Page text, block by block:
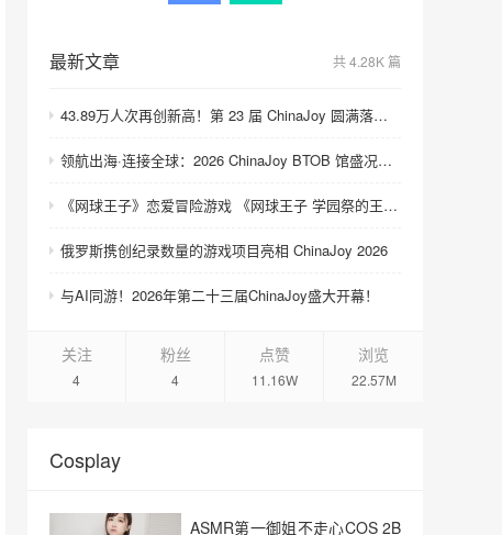
最新文章 共 4.28K 篇
43.89万人次再创新高！第 23 届 ChinaJoy 圆满落幕：感谢有你，共赴这场“与 AI 同游”的盛夏之约
领航出海·连接全球：2026 ChinaJoy BTOB 馆盛况空前
《网球王子》恋爱冒险游戏 《网球王子 学园祭的王子们 ♡-40 and more…》与《网球王子 心跳求生 Tie break ♡game》发售
俄罗斯携创纪录数量的游戏项目亮相 ChinaJoy 2026
与AI同游！2026年第二十三届ChinaJoy盛大开幕！
关注
4
粉丝
4
点赞
11.16W
浏览
22.57M
Cosplay
ASMR第一御姐不走心COS 2B